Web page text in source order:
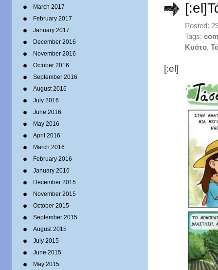
March 2017
February 2017
January 2017
December 2016
November 2016
October 2016
September 2016
August 2016
July 2016
June 2016
May 2016
April 2016
March 2016
February 2016
January 2016
December 2015
November 2015
October 2015
September 2015
August 2015
July 2015
June 2015
May 2015
Posted:
Tags:
Κυότο,
[:el]